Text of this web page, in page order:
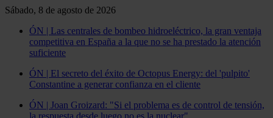
Sábado, 8 de agosto de 2026
ÓN | Las centrales de bombeo hidroeléctrico, la gran ventaja
competitiva en España a la que no se ha prestado la atención
suficiente
ÓN | El secreto del éxito de Octopus Energy: del 'pulpito'
Constantine a generar confianza en el cliente
ÓN | Joan Groizard: "Si el problema es de control de tensión,
la respuesta desde luego no es la nuclear"